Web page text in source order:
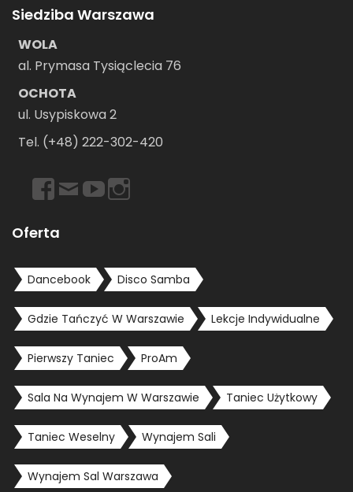
Siedziba Warszawa
WOLA
al. Prymasa Tysiąclecia 76
OCHOTA
ul. Usypiskowa 2
Tel. (+48) 222-302-420
https://www.facebook.com/dancebookwarszawa
Emailhttps://www.youtube.com/user/dancebookpl
Oferta
Dancebook Disco Samba
Gdzie Tańczyć W Warszawie Lekcje Indywidualne
Pierwszy Taniec ProAm
Sala Na Wynajem W Warszawie Taniec Użytkowy
Taniec Weselny Wynajem Sali
Wynajem Sal Warszawa